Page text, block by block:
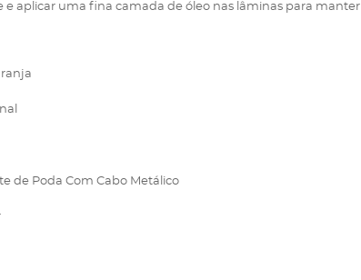
e aplicar uma fina camada de óleo nas lâminas para manter
de Poda Com Cabo Metálico